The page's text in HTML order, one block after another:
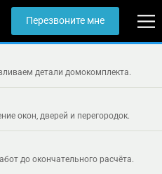
Перезвоните мне
детали домокомплекта.
окон, дверей и перегородок.
до окончательного расчёта.